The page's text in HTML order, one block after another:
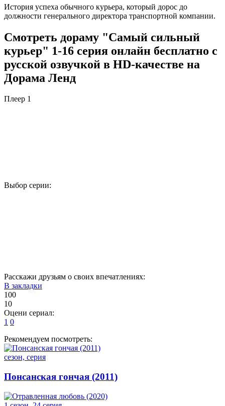
История успеха обычного курьера, который дорос до
должности генерального директора транспортной компании.
Смотреть дораму "Самый сильный
курьер" 1-16 серия онлайн бесплатно с
русской озвучкой в HD-качестве на
Дорама Ленд
Плеер 1
Выбор серии:
Расскажи друзьям о своих впечатлениях:
В закладки
100
10
Оцени сериал:
1 0
Рекомендуем посмотреть:
сезон, серия
Понсанская гончая (2011)